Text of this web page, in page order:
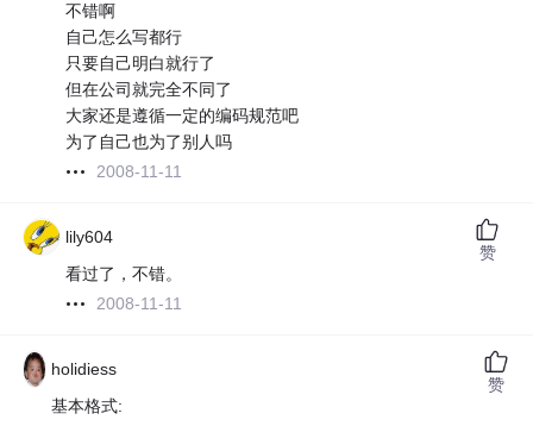
不错啊
自己怎么写都行
只要自己明白就行了
但在公司就完全不同了
大家还是遵循一定的编码规范吧
为了自己也为了别人吗
2008-11-11
lily604
看过了，不错。
2008-11-11
赞
holidiess
基本格式:
赞